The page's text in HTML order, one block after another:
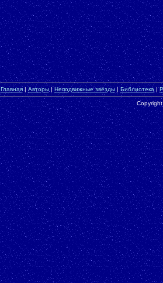
Главная|Авторы|Неподвижные звёзды| Библиотека|